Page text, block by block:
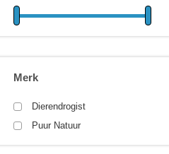
Merk
Dierendrogist
Puur Natuur